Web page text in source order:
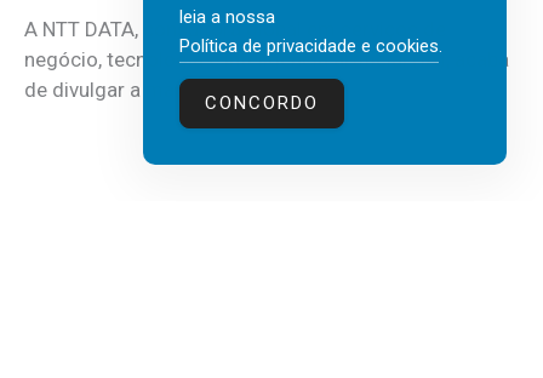
A NTT DATA, consultora global em serviços de
negócio, tecnologia e inteligência artificial (IA), acaba
de divulgar a mais recente...
leia a nossa
Política de privacidade e cookies.
CONCORDO